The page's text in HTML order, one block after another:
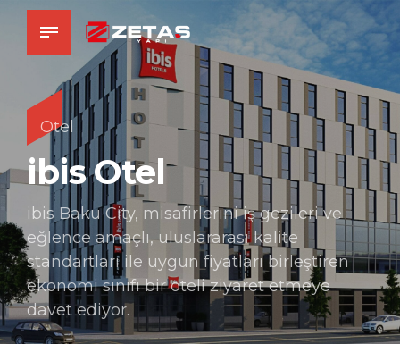
Otel
ibis Otel
ibis Baku City, misafirlerini iş gezileri ve
eğlence amaçlı, uluslararası kalite
standartları ile uygun fiyatları birleştiren
ekonomi sınıfı bir oteli ziyaret etmeye
davet ediyor.